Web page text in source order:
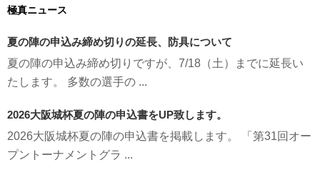
極真ニュース
夏の陣の申込み締め切りの延長、防具について
夏の陣の申込み締め切りですが、7/18（土）までに延長い
たします。 多数の選手の ...
2026大阪城杯夏の陣の申込書をUP致します。
2026大阪城杯夏の陣の申込書を掲載します。 「第31回オー
プントーナメントグラ ...